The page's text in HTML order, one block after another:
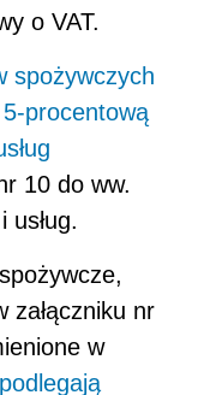
o VAT.
spożywczych
procentową
10 do ww.
załączniku nr
w
podlegają